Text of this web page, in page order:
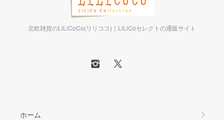
北欧雑貨のLiLiCoCo(リリココ)｜LiLiCoセレクトの通販サイト
ホーム